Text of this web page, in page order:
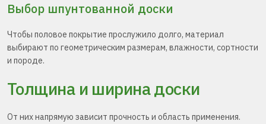
Выбор шпунтованной доски
Чтобы половое покрытие прослужило долго, материал
выбирают по геометрическим размерам, влажности, сортности
и породе.
Толщина и ширина доски
От них напрямую зависит прочность и область применения.